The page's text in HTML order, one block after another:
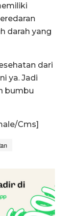
darah yang
dari
ya. Jadi
bumbu
Cms]